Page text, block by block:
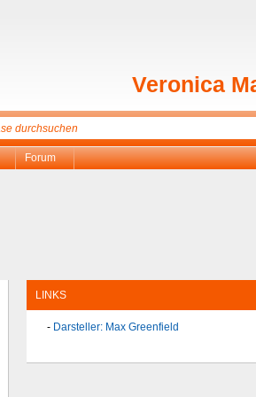
Veronica
Forum
LINKS
Darsteller: Max Greenfield